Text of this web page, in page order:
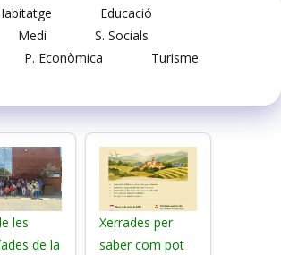
Educació
Medi
S. Socials
P. Econòmica
Turisme
les
de la
Xerrades per
saber com pot